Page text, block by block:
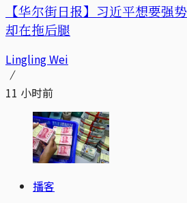
【华尔街日报】习近平想要强
却在拖后腿
Lingling Wei
11 小时前
播客